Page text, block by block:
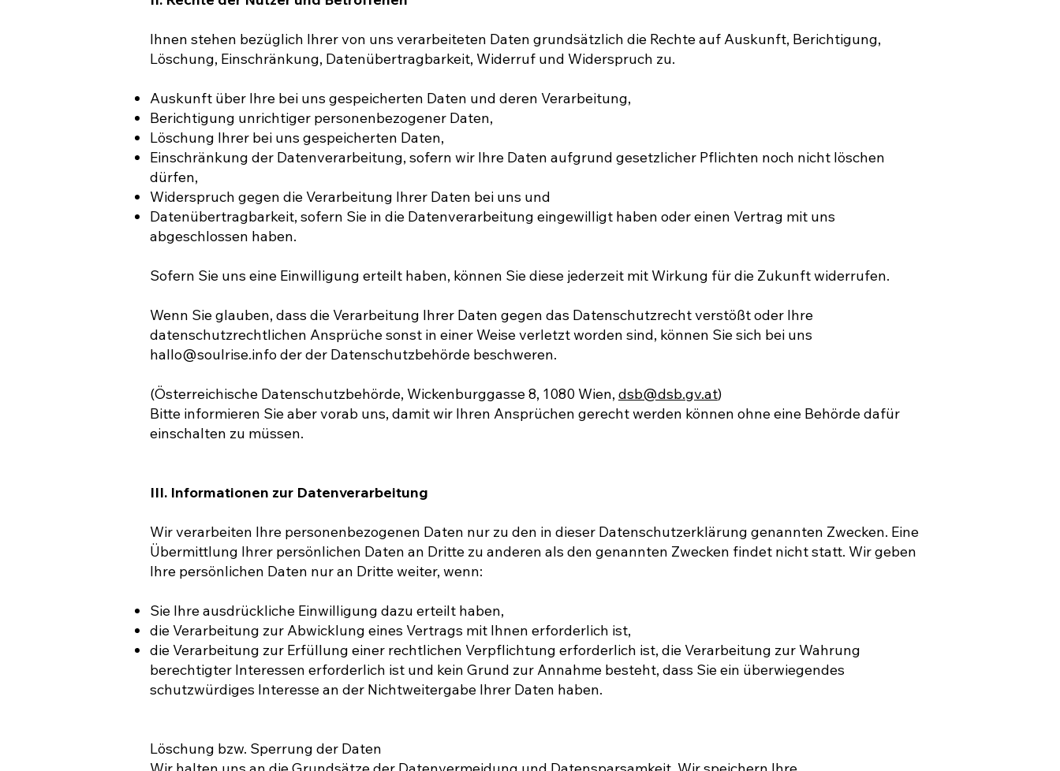
Ihnen stehen bezüglich Ihrer von uns verarbeiteten Daten grundsätzlich die Rechte auf Auskunft, Berichtigung,
Löschung, Einschränkung, Datenübertragbarkeit, Widerruf und Widerspruch zu.
Auskunft über Ihre bei uns gespeicherten Daten und deren Verarbeitung,
Berichtigung unrichtiger personenbezogener Daten,
Löschung Ihrer bei uns gespeicherten Daten,
Einschränkung der Datenverarbeitung, sofern wir Ihre Daten aufgrund gesetzlicher Pflichten noch nicht löschen
dürfen,
Widerspruch gegen die Verarbeitung Ihrer Daten bei uns und
Datenübertragbarkeit, sofern Sie in die Datenverarbeitung eingewilligt haben oder einen Vertrag mit uns
abgeschlossen haben.
Sofern Sie uns eine Einwilligung erteilt haben, können Sie diese jederzeit mit Wirkung für die Zukunft widerrufen.
Wenn Sie glauben, dass die Verarbeitung Ihrer Daten gegen das Datenschutzrecht verstößt oder Ihre
datenschutzrechtlichen Ansprüche sonst in einer Weise verletzt worden sind, können Sie sich bei uns
hallo@soulrise.infoder der Datenschutzbehörde beschweren.
(Österreichische Datenschutzbehörde, Wickenburggasse 8, 1080 Wien, dsb@dsb.gv.at)
Bitte informieren Sie aber vorab uns, damit wir Ihren Ansprüchen gerecht werden können ohne eine Behörde dafür
einschalten zu müssen.
III. Informationen zur Datenverarbeitung
​Wir verarbeiten Ihre personenbezogenen Daten nur zu den in dieser Datenschutzerklärung genannten Zwecken. Eine
Übermittlung Ihrer persönlichen Daten an Dritte zu anderen als den genannten Zwecken findet nicht statt. Wir geben
Ihre persönlichen Daten nur an Dritte weiter, wenn:
Sie Ihre ausdrückliche Einwilligung dazu erteilt haben,
die Verarbeitung zur Abwicklung eines Vertrags mit Ihnen erforderlich ist,
die Verarbeitung zur Erfüllung einer rechtlichen Verpflichtung erforderlich ist, die Verarbeitung zur Wahrung
berechtigter Interessen erforderlich ist und kein Grund zur Annahme besteht, dass Sie ein überwiegendes
schutzwürdiges Interesse an der Nichtweitergabe Ihrer Daten haben.
Löschung bzw. Sperrung der Daten